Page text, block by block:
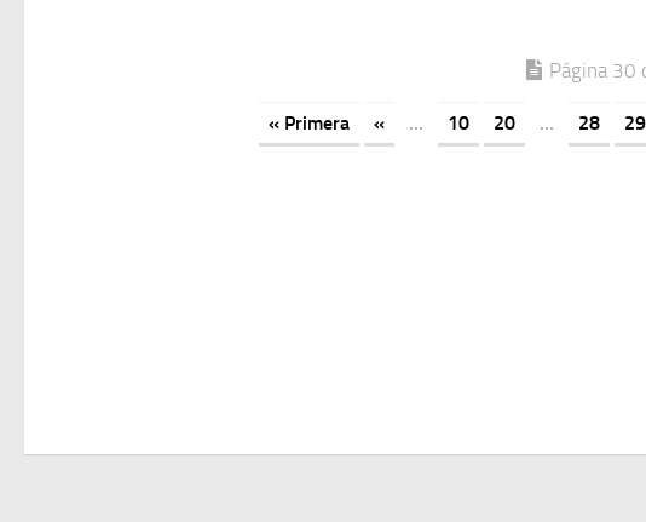
Página 30
« Primera « ... 10 20 ... 28 29